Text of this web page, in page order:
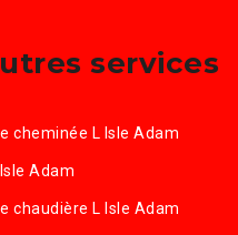
services
cheminée L Isle Adam
Adam
chaudière L Isle Adam